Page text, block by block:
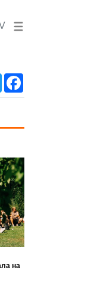
Twitter